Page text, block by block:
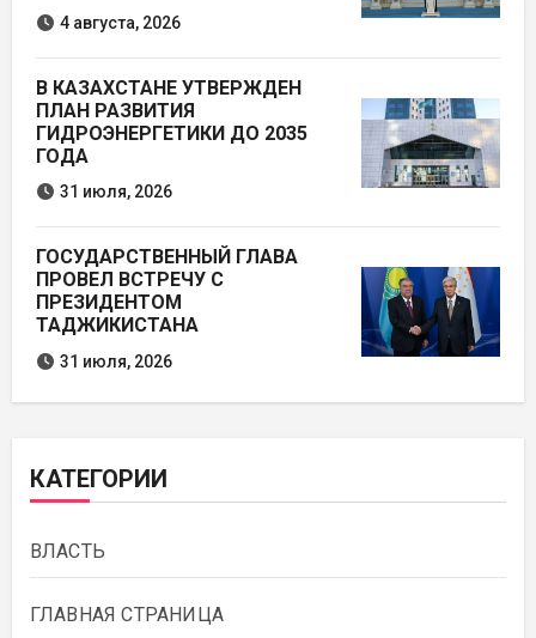
4 августа, 2026
В КАЗАХСТАНЕ УТВЕРЖДЕН
ПЛАН РАЗВИТИЯ
ГИДРОЭНЕРГЕТИКИ ДО 2035
ГОДА
31 июля, 2026
ГОСУДАРСТВЕННЫЙ ГЛАВА
ПРОВЕЛ ВСТРЕЧУ С
ПРЕЗИДЕНТОМ
ТАДЖИКИСТАНА
31 июля, 2026
КАТЕГОРИИ
ВЛАСТЬ
ГЛАВНАЯ СТРАНИЦА